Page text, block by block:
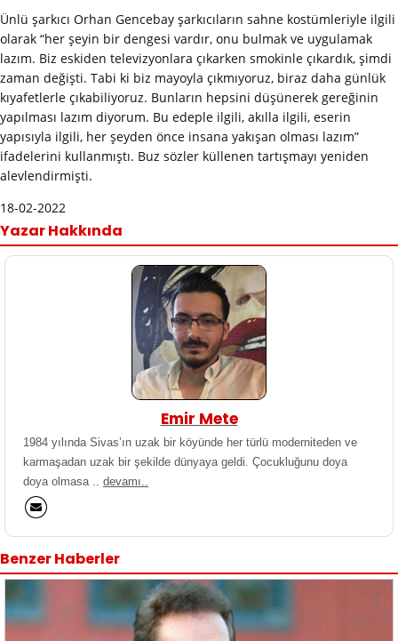
Ünlü şarkıcı Orhan Gencebay şarkıcıların sahne kostümleriyle ilgili
olarak “her şeyin bir dengesi vardır, onu bulmak ve uygulamak
lazım. Biz eskiden televizyonlara çıkarken smokinle çıkardık, şimdi
zaman değişti. Tabi ki biz mayoyla çıkmıyoruz, biraz daha günlük
kıyafetlerle çıkabiliyoruz. Bunların hepsini düşünerek gereğinin
yapılması lazım diyorum. Bu edeple ilgili, akılla ilgili, eserin
yapısıyla ilgili, her şeyden önce insana yakışan olması lazım”
ifadelerini kullanmıştı. Buz sözler küllenen tartışmayı yeniden
alevlendirmişti.
18-02-2022
Yazar Hakkında
Emir Mete
1984 yılında Sivas’ın uzak bir köyünde her türlü moderniteden ve
karmaşadan uzak bir şekilde dünyaya geldi. Çocukluğunu doya
doya olmasa .. devamı..
Benzer Haberler